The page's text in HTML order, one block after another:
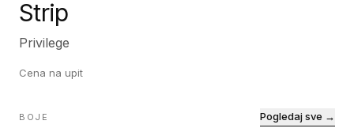
Strip
Privilege
Cena na upit
BOJE Pogledaj sve →